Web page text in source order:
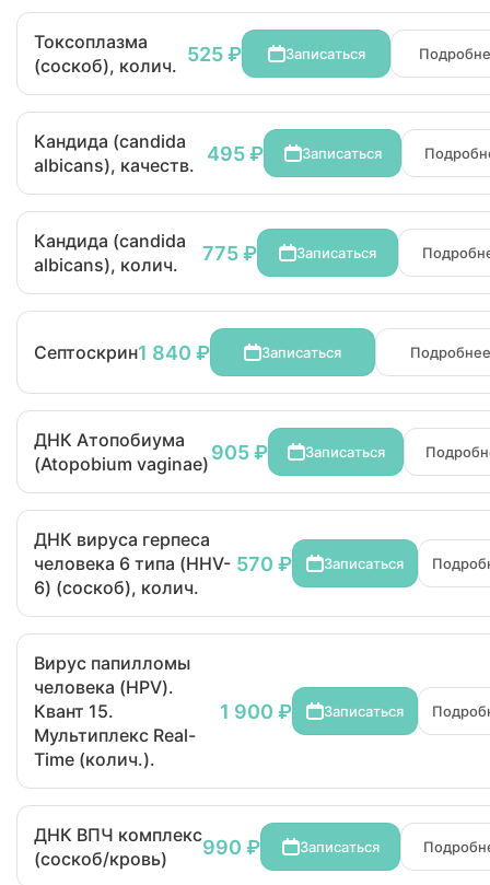
Токсоплазма
(соскоб), колич.
525 ₽ Записаться
Кандида (candida
albicans), качеств.
495 ₽ Записаться
Кандида (candida
albicans), колич.
775 ₽ Записаться
Септоскрин1 840 ₽ Записаться
ДНК Атопобиума
(Atopobium vaginae)
905 ₽ Записаться
ДНК вируса герпеса
человека 6 типа (HHV-
6) (соскоб), колич.
570 ₽ Записаться
Вирус папилломы
человека (HPV).
Квант 15.
Мультиплекс Real-
Time (колич.).
1 900 ₽ Записаться
ДНК ВПЧ комплекс
(соскоб/кровь)
990 ₽ Записаться